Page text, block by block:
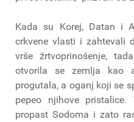
Kada su Korej, Datan i
crkvene vlasti i zahtevali
vrše žrtvoprinošenje,
otvorila se zemlja
progutala, a oganj koji se
pepeo njihove
propast Sodoma i zato